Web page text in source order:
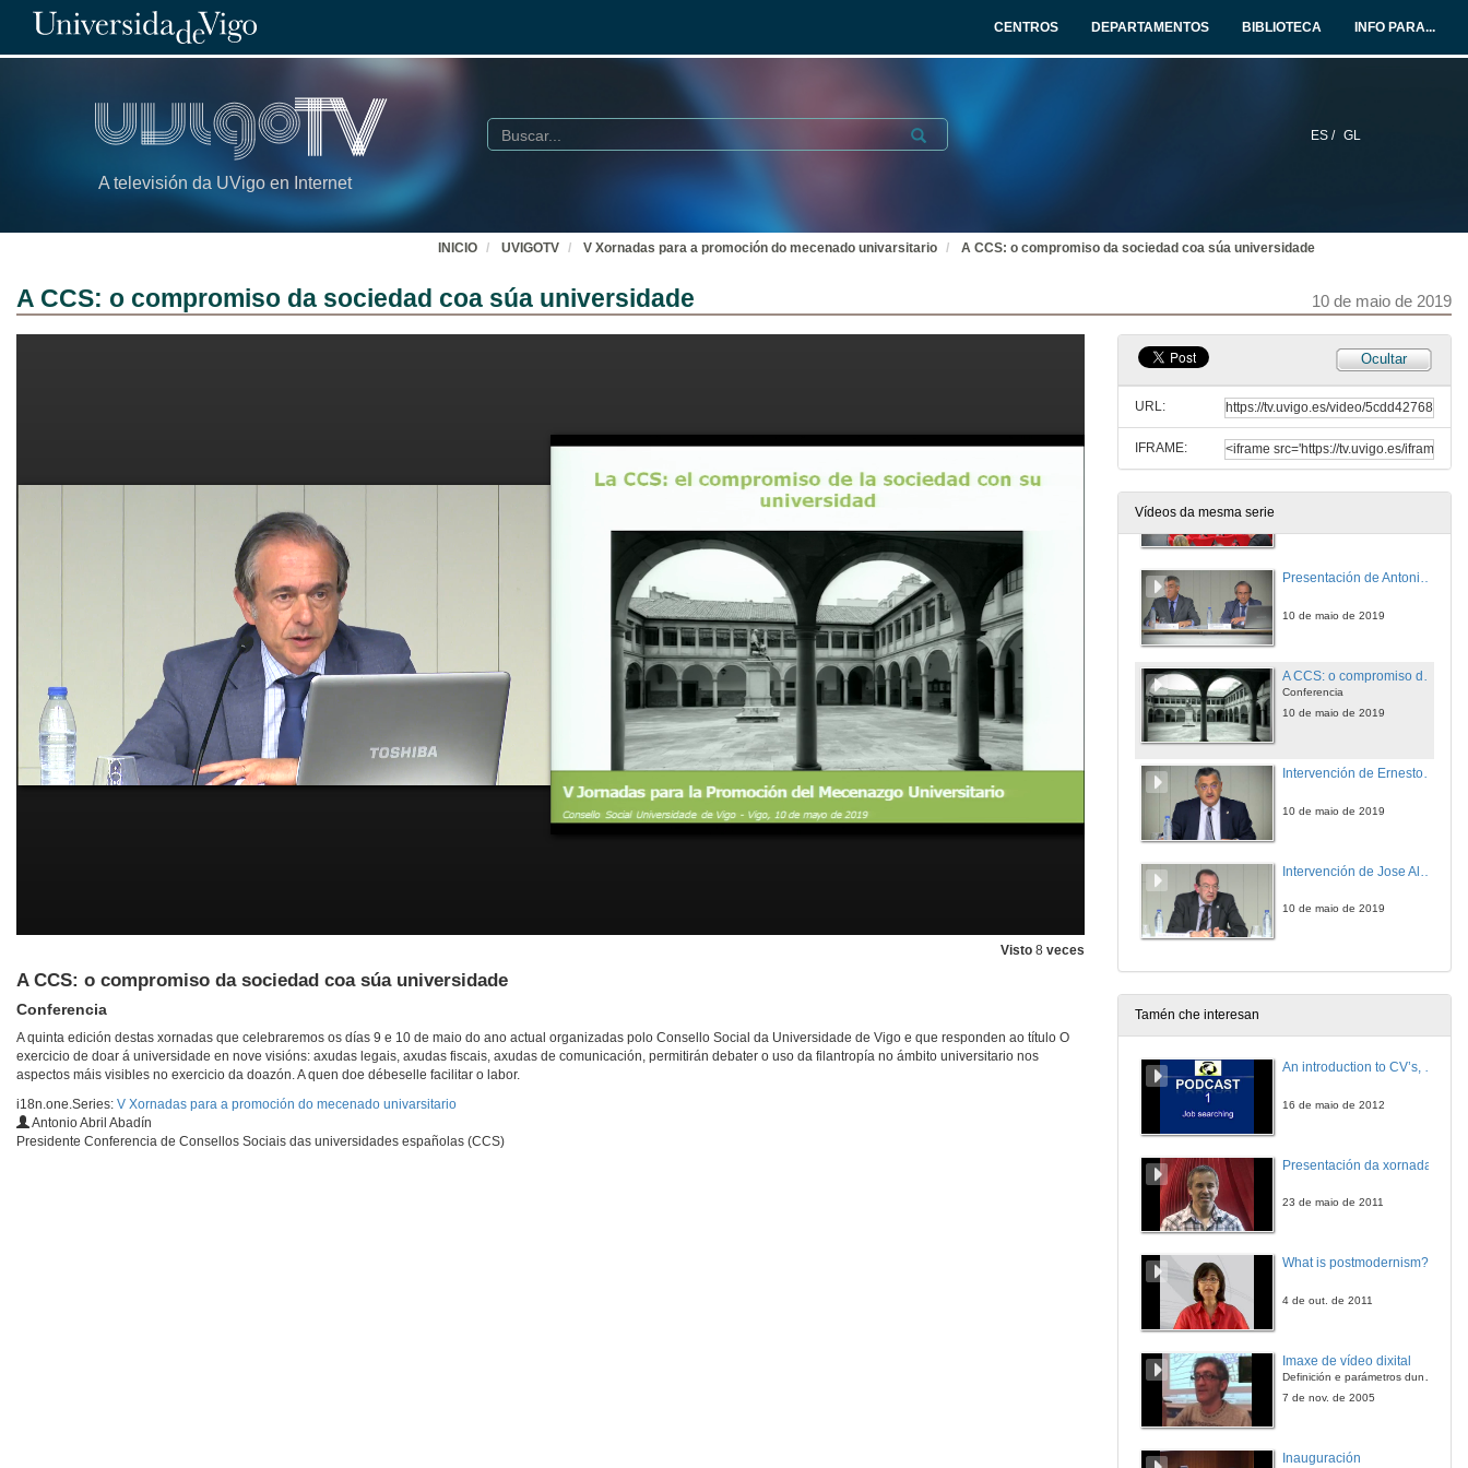
CENTROS DEPARTAMENTOS BIBLIOTECA INFO PARA...
A televisión da UVigo en Internet
ES / GL
Buscar Submit
INICIO UVIGOTV V Xornadas para a promoción do mecenado univarsitario A CCS: o compromiso da sociedad coa súa universidade
A CCS: o compromiso da sociedad coa súa universidade 10 de maio de 2019
Visto 8 veces
A CCS: o compromiso da sociedad coa súa universidade
Conferencia
A quinta edición destas xornadas que celebraremos os días 9 e 10 de maio do ano actual organizadas polo Consello Social da Universidade de Vigo e que responden ao título O
exercicio de doar á universidade en nove visións: axudas legais, axudas fiscais, axudas de comunicación, permitirán debater o uso da filantropía no ámbito universitario nos
aspectos máis visibles no exercicio da doazón. A quen doe débeselle facilitar o labor.
i18n.one.Series: V Xornadas para a promoción do mecenado univarsitario
Antonio Abril Abadín
Presidente Conferencia de Consellos Sociais das universidades españolas (CCS)
Ocultar
URL:
IFRAME:
Vídeos da mesma serie
9 de maio de 2019
Conferencia
10 de maio de 2019
Presentación de Antonio Abril Abadín
10 de maio de 2019
Conferencia
10 de maio de 2019
Intervención de Ernesto Pedrosa Silva
10 de maio de 2019
10 de maio de 2019
Tamén che interesan
An introduction to CV’s, letters, and job searching
16 de maio de 2012
Presentación da xornada
23 de maio de 2011
What is postmodernism?
4 de out. de 2011
Imaxe de vídeo dixital
Definición e parámetros dunha imaxe dixital. Resolución e Aspecto. Profundidade da cor. Compresión. Frame por segundo. Entrelazado. Campos, cadros
7 de nov. de 2005
Inauguración